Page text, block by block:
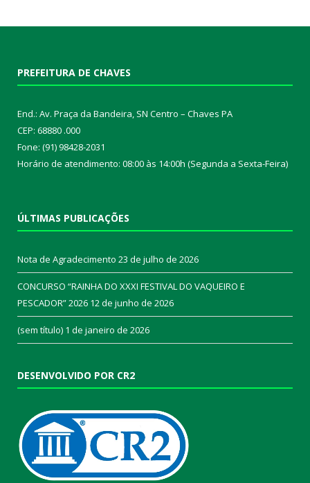
PREFEITURA DE CHAVES
End.: Av. Praça da Bandeira, SN Centro – Chaves PA
CEP: 68880 .000
Fone: (91) 98428-2031
Horário de atendimento: 08:00 às 14:00h (Segunda a Sexta-Feira)
ÚLTIMAS PUBLICAÇÕES
Nota de Agradecimento 23 de julho de 2026
CONCURSO “RAINHA DO XXXI FESTIVAL DO VAQUEIRO E
PESCADOR” 2026 12 de junho de 2026
(sem título) 1 de janeiro de 2026
DESENVOLVIDO POR CR2